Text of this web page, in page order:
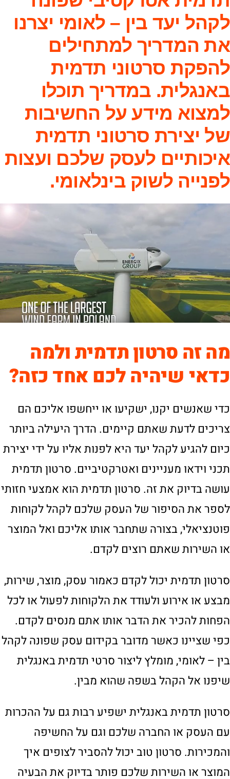
לקהל יעד בין – לאומי יצרנו
את המדריך למתחילים
להפקת סרטוני תדמית
באנגלית. במדריך תוכלו
למצוא מידע על החשיבות
של יצירת סרטוני תדמית
איכותיים לעסק שלכם ועצות
לפנייה לשוק בינלאומי.
מה זה סרטון תדמית ולמה
כדאי שיהיה לכם אחד כזה?
כדי שאנשים יקנו, ישקיעו או ייחשפו אליכם הם
צריכים לדעת שאתם קיימים. הדרך היעילה ביותר
כיום להגיע לקהל יעד היא לפנות אליו על ידי יצירת
תכני וידאו מעניינים ואטרקטיביים. סרטון תדמית
עושה בדיוק את זה. סרטון תדמית הוא אמצעי חזותי
לספר את הסיפור של העסק שלכם לקהל לקוחות
פוטנציאלי, בצורה שתחבר אותו אליכם ואל המוצר
או השירות שאתם רוצים לקדם.
סרטון תדמית יכול לקדם כאמור עסק, מוצר, שירות,
מבצע או אירוע ולעודד את הלקוחות לפעול או לכל
הפחות להכיר את הדבר אותו אתם מנסים לקדם.
כפי שציינו כאשר מדובר בקידום עסק שפונה לקהל
בין – לאומי, מומלץ ליצור סרטי תדמית באנגלית
שיפנו אל הקהל בשפה שהוא מבין.
סרטון תדמית באנגלית ישפיע רבות גם על ההכרות
עם העסק או החברה שלכם וגם על החשיפה
והמכירות. סרטון טוב יכול להסביר לצופים איך
המוצר או השירות שלכם פותר בדיוק את הבעיה